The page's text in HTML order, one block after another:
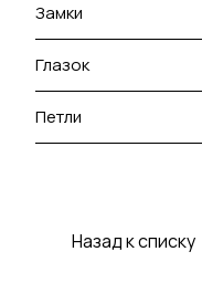
Замки
Глазок
Петли
Назад к списку